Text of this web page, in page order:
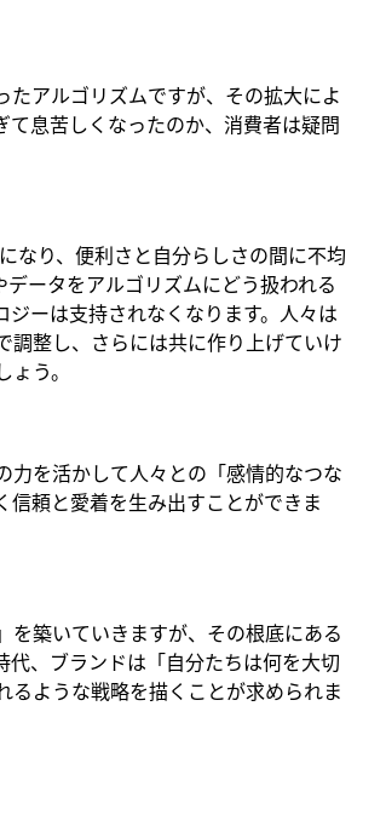
アルゴリズムですが、その拡大によ
息苦しくなったのか、消費者は疑問
なり、便利さと自分らしさの間に不均
ータをアルゴリズムにどう扱われる
ーは支持されなくなります。人々は
調整し、さらには共に作り上げていけ
う。
力を活かして人々との「感情的なつな
頼と愛着を生み出すことができま
築いていきますが、その根底にある
、ブランドは「自分たちは何を大切
るような戦略を描くことが求められま